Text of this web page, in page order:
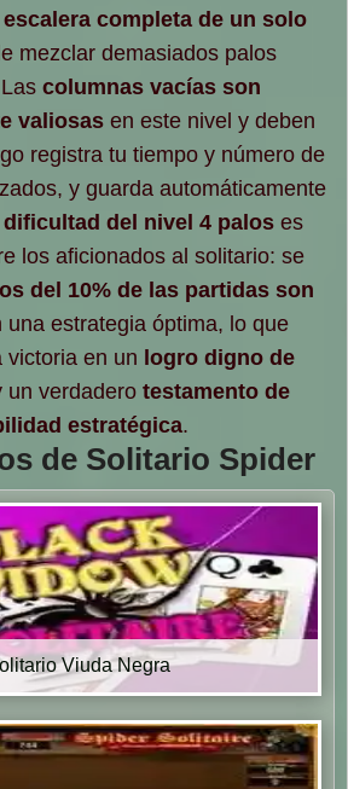
completa de un solo
mezclar demasiados palos
columnas vacías son
valiosas en este nivel y deben
registra tu tiempo y número de
y guarda automáticamente
dificultad del nivel 4 palos es
los aficionados al solitario: se
del 10% de las partidas son
estrategia óptima, lo que
victoria en un logro digno de
un verdadero testamento de
estratégica.
de Solitario Spider
Viuda Negra